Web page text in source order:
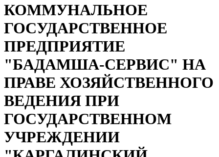
КОММУНАЛЬНОЕ
ГОСУДАРСТВЕННОЕ
ПРЕДПРИЯТИЕ
"БАДАМША-СЕРВИС" НА
ПРАВЕ ХОЗЯЙСТВЕННОГО
ВЕДЕНИЯ ПРИ
ГОСУДАРСТВЕННОМ
УЧРЕЖДЕНИИ